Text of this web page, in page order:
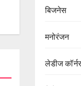
बिजनेस
मनोरंजन
लेडीज कॉर्नर